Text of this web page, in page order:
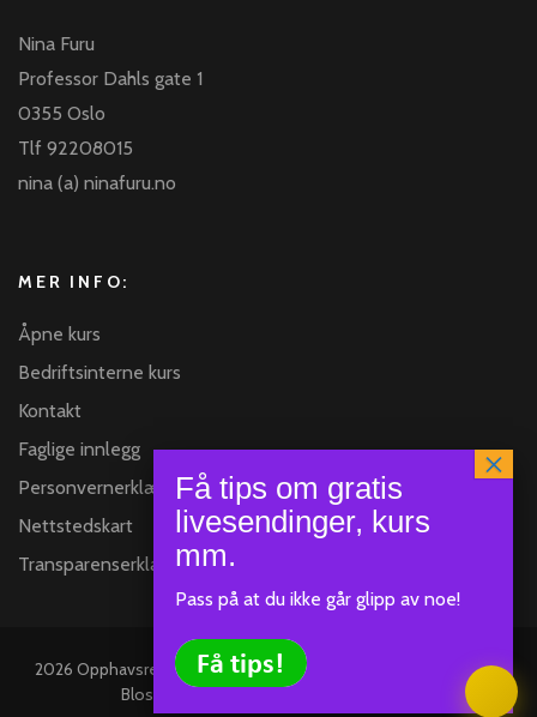
Nina Furu
Professor Dahls gate 1
0355 Oslo
Tlf 92208015
nina (a) ninafuru.no
MER INFO:
Åpne kurs
Bedriftsinterne kurs
Kontakt
Faglige innlegg
Personvernerklæring
Nettstedskart
Transparenserklæring
2026 Opphavsrett Nina Furu.Blossom Mommy Blog | Utviklet av
Blossom Themes.Drevet av
Pass på at du ikke går glipp av noe!
SEND